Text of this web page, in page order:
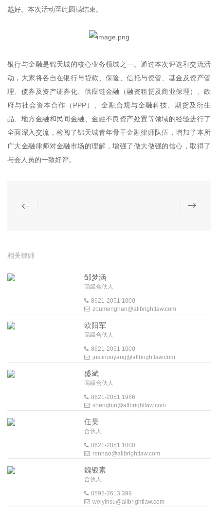
越好。本次活动至此圆满结束。
银行与金融是锦天城的核心业务领域之一。通过本次评选和交流活
动，大家将各自在银行与贷款、保险、信托与资管、基金及资产管
理、债券及资产证券化、供应链金融（融资租赁及商业保理）、政
府与社会资本合作（PPP）、金融合规与金融科技、期货及衍生
品、地方金融和民间金融、金融不良资产处置等领域的经验进行了
全面深入交流，检阅了锦天城青年骨干金融律师队伍，增加了本所
广大金融律师对金融市场的理解，增强了做大做强的信心，取得了
与会人员的一致好评。
相关律师
邹梦涵
高级合伙人
8621-2051 1000
zoumenghan@allbrightlaw.com
欧阳军
高级合伙人
8621-2051 1000
justinouyang@allbrightlaw.com
盛斌
高级合伙人
8621-2051 1986
shengbin@allbrightlaw.com
任昊
合伙人
8621-2051 1000
renhao@allbrightlaw.com
魏银素
合伙人
0592-2613 399
weiyinsu@allbrightlaw.com